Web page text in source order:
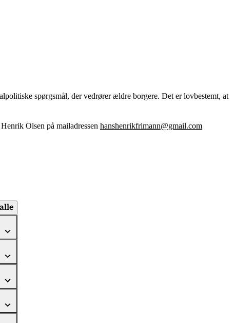
spørgsmål, der vedrører ældre borgere. Det er lovbestemt, at
Olsen på mailadressen hanshenrikfrimann@gmail.com